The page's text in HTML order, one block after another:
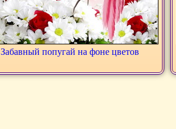
Забавный попугай на фоне цветов